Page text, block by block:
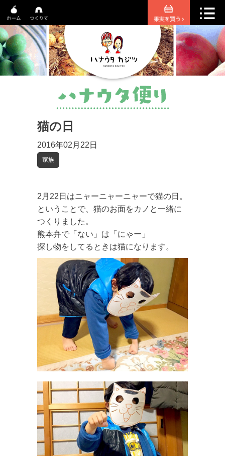
猫の日
2016年02月22日
家族
2月22日はニャーニャーニャーで猫の日。
ということで、猫のお面をカノと一緒に
つくりました。
熊本弁で「ない」は「にゃー」
探し物をしてるときは猫になります。